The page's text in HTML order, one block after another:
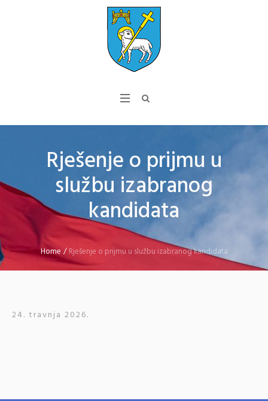
Rješenje o prijmu u
službu izabranog
kandidata
Home/Rješenje o prijmu u službu izabranog kandidata
24. travnja 2026.